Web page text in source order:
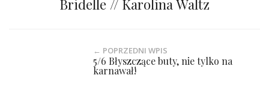
Bridelle // Karolina Waltz
← POPRZEDNI WPIS
5/6 Błyszczące buty, nie tylko na
karnawał!